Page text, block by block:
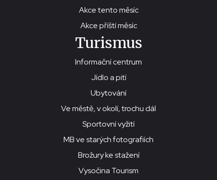
Akce tento měsíc
Akce příští měsíc
Turismus
Informační centrum
Jídlo a pití
Ubytování
Ve městě, v okolí, trochu dál
Sportovní vyžití
MB ve starých fotografiích
Brožury ke stažení
Vysočina Tourism